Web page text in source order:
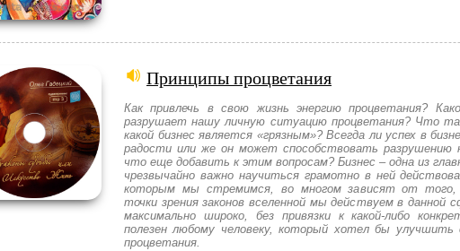
Принципы процветания
Как привлечь в свою жизнь энергию процветания?
разрушает нашу личную ситуацию процветания? Что
какой бизнес является «грязным»? Всегда ли успех в
радости или же он может способствовать разрушению
что еще добавить к этим вопросам? Бизнес – одна из
чрезвычайно важно научиться грамотно в ней
которым мы стремимся, во многом зависят от того,
точки зрения законов вселенной мы действуем в данной
максимально широко, без привязки к какой-либо
полезен любому человеку, который хотел бы
процветания.